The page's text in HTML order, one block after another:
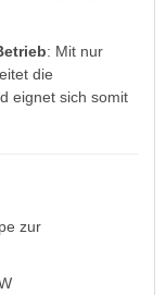
: Mit nur
die
eignet sich somit
zur